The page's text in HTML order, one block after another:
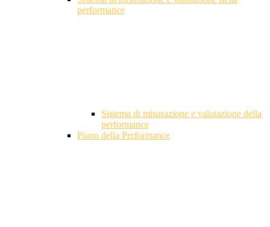
performance
Sistema di misurazione e valutazione della
performance
Piano della Performance